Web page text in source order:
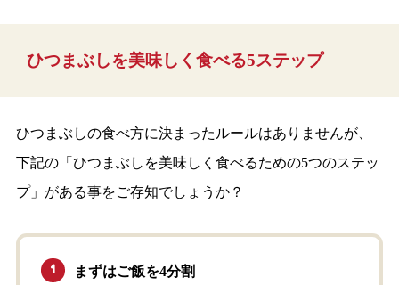
ひつまぶしを美味しく食べる5ステップ
ひつまぶしの食べ方に決まったルールはありませんが、
下記の「ひつまぶしを美味しく食べるための5つのステッ
プ」がある事をご存知でしょうか？
まずはご飯を4分割